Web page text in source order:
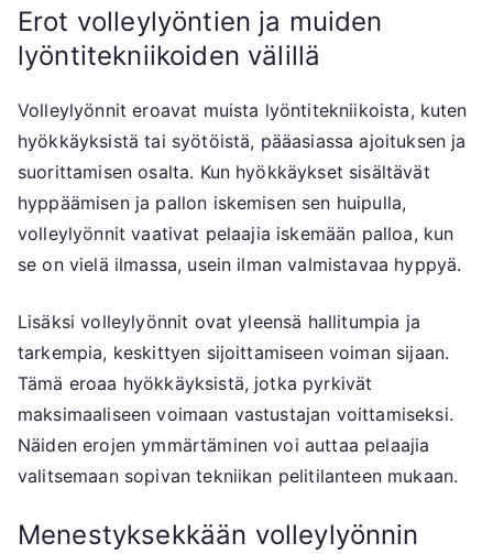
Erot volleylyöntien ja muiden
lyöntitekniikoiden välillä
Volleylyönnit eroavat muista lyöntitekniikoista, kuten
hyökkäyksistä tai syötöistä, pääasiassa ajoituksen ja
suorittamisen osalta. Kun hyökkäykset sisältävät
hyppäämisen ja pallon iskemisen sen huipulla,
volleylyönnit vaativat pelaajia iskemään palloa, kun
se on vielä ilmassa, usein ilman valmistavaa hyppyä.
Lisäksi volleylyönnit ovat yleensä hallitumpia ja
tarkempia, keskittyen sijoittamiseen voiman sijaan.
Tämä eroaa hyökkäyksistä, jotka pyrkivät
maksimaaliseen voimaan vastustajan voittamiseksi.
Näiden erojen ymmärtäminen voi auttaa pelaajia
valitsemaan sopivan tekniikan pelitilanteen mukaan.
Menestyksekkään volleylyönnin